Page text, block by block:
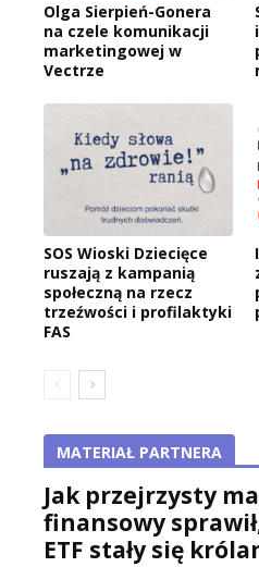
Olga Sierpień-Gonera
na czele komunikacji
marketingowej w
Vectrze
SOS Wioski Dziecięce
ruszają z kampanią
społeczną na rzecz
trzeźwości i profilaktyki
FAS
MATERIAŁ PARTNERA
Jak przejrzysty
finansowy
ETF stały się